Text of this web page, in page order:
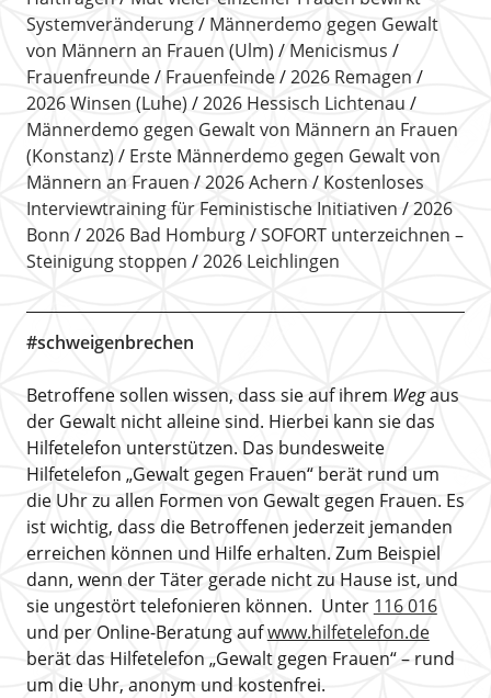
Systemveränderung
Männerdemo gegen Gewalt
von Männern an Frauen (Ulm)
Menicismus
Frauenfreunde
Frauenfeinde
2026 Remagen
2026 Winsen (Luhe)
2026 Hessisch Lichtenau
Männerdemo gegen Gewalt von Männern an Frauen
(Konstanz)
Erste Männerdemo gegen Gewalt von
Männern an Frauen
2026 Achern
Kostenloses
Interviewtraining für Feministische Initiativen
2026
Bonn
2026 Bad Homburg
SOFORT unterzeichnen –
Steinigung stoppen
2026 Leichlingen
#schweigenbrechen
Betroffene sollen wissen, dass sie auf ihrem Wegaus
der Gewalt nicht alleine sind. Hierbei kann sie das
Hilfetelefon unterstützen. Das bundesweite
Hilfetelefon „Gewalt gegen Frauen“ berät rund um
die Uhr zu allen Formen von Gewalt gegen Frauen. Es
ist wichtig, dass die Betroffenen jederzeit jemanden
erreichen können und Hilfe erhalten. Zum Beispiel
dann, wenn der Täter gerade nicht zu Hause ist, und
sie ungestört telefonieren können. Unter 116 016
und per Online-Beratung aufwww.hilfetelefon.de
berät das Hilfetelefon „Gewalt gegen Frauen“ – rund
um die Uhr, anonym und kostenfrei.